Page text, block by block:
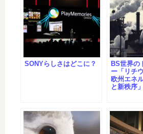
SONYらしさはどこに？
BS世界の
ー「リチ
欧州エネ
と新秩序」